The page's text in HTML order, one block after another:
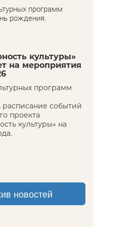
программ
рождения.
культуры»
на мероприятия
программ
расписание событий
проекта
культуры» на
новостей